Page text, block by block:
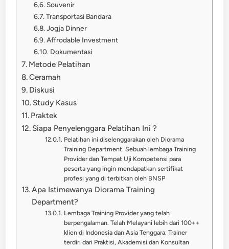
Souvenir
Transportasi Bandara
Jogja Dinner
Affrodable Investment
Dokumentasi
Metode Pelatihan
Ceramah
Diskusi
Study Kasus
Praktek
Siapa Penyelenggara Pelatihan Ini ?
Pelatihan ini diselenggarakan oleh Diorama
Training Department. Sebuah lembaga Training
Provider dan Tempat Uji Kompetensi para
peserta yang ingin mendapatkan sertifikat
profesi yang di terbitkan oleh BNSP
Apa Istimewanya Diorama Training
Department?
Lembaga Training Provider yang telah
berpengalaman. Telah Melayani lebih dari 100++
klien di Indonesia dan Asia Tenggara. Trainer
terdiri dari Praktisi, Akademisi dan Konsultan